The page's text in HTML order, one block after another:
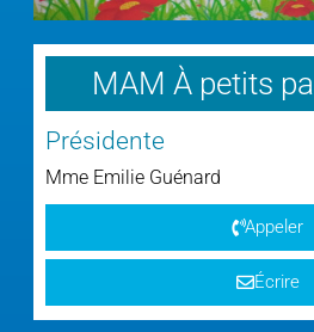
MAM À petits
Présidente
Mme Emilie Guénard
Appeler
Écrire